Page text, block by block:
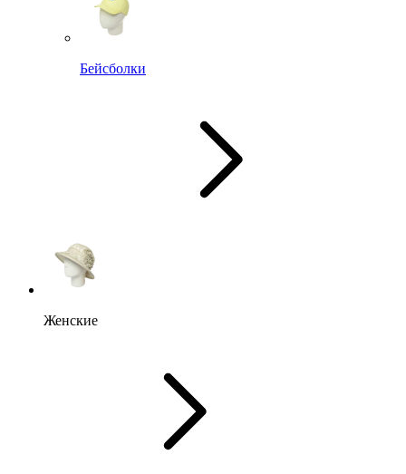
Бейсболки
Женские